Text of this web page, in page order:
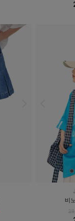
비